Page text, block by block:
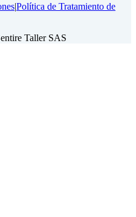
|Política de Tratamiento de
Taller SAS